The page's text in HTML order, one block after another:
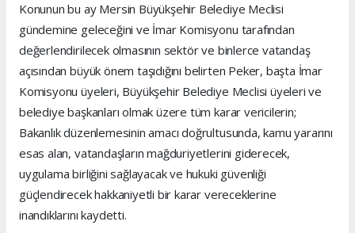
Konunun bu ay Mersin Büyükşehir Belediye Meclisi
gündemine geleceğini ve İmar Komisyonu tarafından
değerlendirilecek olmasının sektör ve binlerce vatandaş
açısından büyük önem taşıdığını belirten Peker, başta İmar
Komisyonu üyeleri, Büyükşehir Belediye Meclisi üyeleri ve
belediye başkanları olmak üzere tüm karar vericilerin;
Bakanlık düzenlemesinin amacı doğrultusunda, kamu yararını
esas alan, vatandaşların mağduriyetlerini giderecek,
uygulama birliğini sağlayacak ve hukuki güvenliği
güçlendirecek hakkaniyetli bir karar vereceklerine
inandıklarını kaydetti.